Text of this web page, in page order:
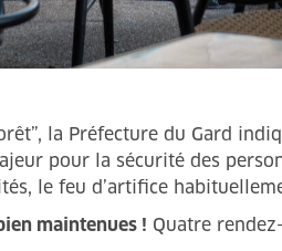
la Préfecture du Gard
pour la sécurité des
le feu d’artifice
maintenues ! Quatre